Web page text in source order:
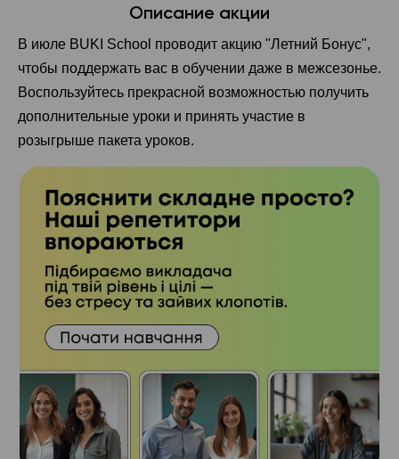
Описание акции
В июле BUKI School проводит акцию "Летний Бонус",
чтобы поддержать вас в обучении даже в межсезонье.
Воспользуйтесь прекрасной возможностью получить
дополнительные уроки и принять участие в
розыгрыше пакета уроков.